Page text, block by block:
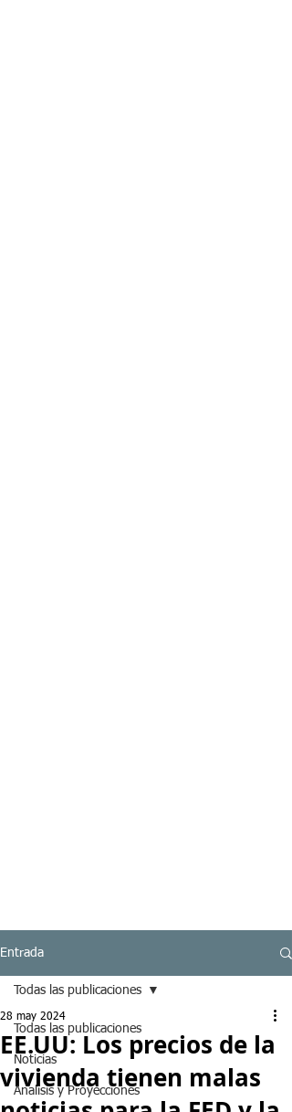
Entrada
Todas las publicaciones
Noticias
Analisis y Proyecciones
Todas las publicaciones
EE.UU: Los precios de la
vivienda tienen malas
28 may 2024